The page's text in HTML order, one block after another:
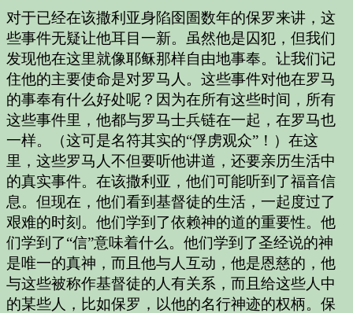
对于已经在该撒利亚身陷囹圄数年的保罗来讲，这
些事件无疑让他耳目一新。虽然他是囚犯，但我们
发现他在这里就像耶稣那样自由地事奉。让我们记
住他的主要使命是对罗马人。这些事件对他在罗马
的事奉有什么好处呢？因为在所有这些时间，所有
这些事件里，他都与罗马士兵链在一起，在罗马也
一样。（这可是名符其实的“俘虏观众”！）在这
里，这些罗马人不但要听他讲道，还要亲历生活中
的真实事件。在该撒利亚，他们可能听到了福音信
息。但现在，他们看到基督徒的生活，一起度过了
艰难的时刻。他们学到了依赖神的道的重要性。他
们学到了“信”意味着什么。他们学到了圣经说的神
是唯一的真神，而且他与人互动，他是恩慈的，他
与这些被称作基督徒的人有关系，而且给这些人中
的某些人，比如保罗，以他的名行神迹的权柄。保